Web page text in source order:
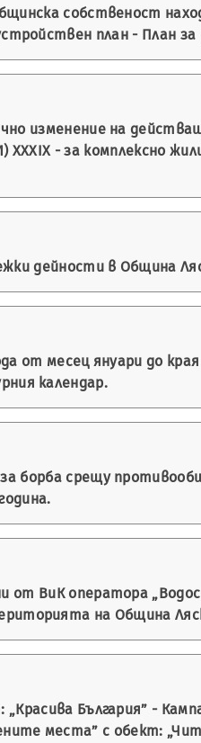
собственост
план - План
изменение на
XXXІX - за комплексно
дейности в Община
от месец януари до
календар.
борба срещу
ВиК оператора
на Община
България” -
места” с обект: